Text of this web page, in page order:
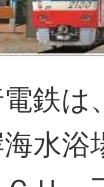
鉄は
海水